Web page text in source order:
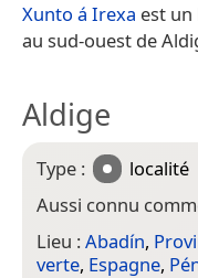
Xunto á Irexa est
au sud-ouest de
Aldige
Type :
localité
Aussi connu
Lieu :Abadín,
verte, Espagne,